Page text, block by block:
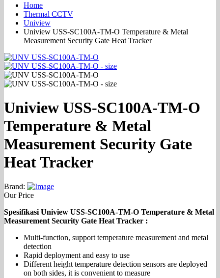
Home
Thermal CCTV
Uniview
Uniview USS-SC100A-TM-O Temperature & Metal
Measurement Security Gate Heat Tracker
Uniview USS-SC100A-TM-O
Temperature & Metal
Measurement Security Gate
Heat Tracker
Brand:
Our Price
Spesifikasi Uniview USS-SC100A-TM-O Temperature & Metal
Measurement Security Gate Heat Tracker :
Multi-function, support temperature measurement and metal
detection
Rapid deployment and easy to use
Different height temperature detection sensors are deployed
on both sides, it is convenient to measure